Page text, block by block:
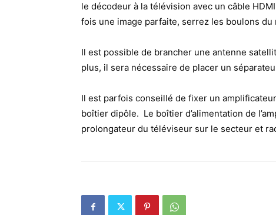
le décodeur à la télévision avec un câble
fois une image parfaite, serrez les boulons du
Il est possible de brancher une antenne
plus, il sera nécessaire de placer un
Il est parfois conseillé de fixer un
boîtier dipôle. Le boîtier d’alimentation de
prolongateur du téléviseur sur le secteur et